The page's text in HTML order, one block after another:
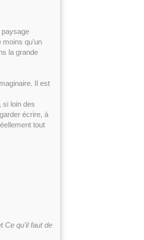
paysage
moins qu’un
la grande
Il est
si loin des
écrire, à
tout
Ce qu’il faut de